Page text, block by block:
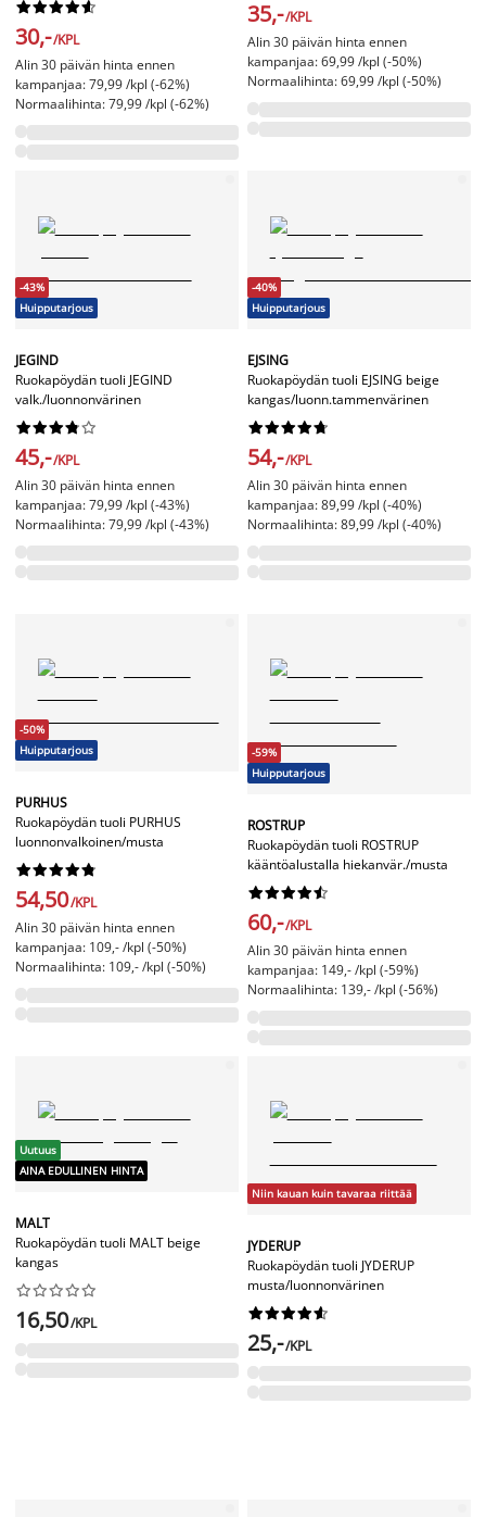






30,-/KPL
Alin 30 päivän hinta ennen
kampanjaa: 79,99 /kpl (-62%)
Normaalihinta: 79,99 /kpl (-62%)
35,-/KPL
Alin 30 päivän hinta ennen
kampanjaa: 69,99 /kpl (-50%)
Normaalihinta: 69,99 /kpl (-50%)
-43%
Huipputarjous
JEGIND
Ruokapöydän tuoli JEGIND
valk./luonnonvärinen






45,-/KPL
Alin 30 päivän hinta ennen
kampanjaa: 79,99 /kpl (-43%)
Normaalihinta: 79,99 /kpl (-43%)
-40%
Huipputarjous
EJSING
Ruokapöydän tuoli EJSING beige
kangas/luonn.tammenvärinen






54,-/KPL
Alin 30 päivän hinta ennen
kampanjaa: 89,99 /kpl (-40%)
Normaalihinta: 89,99 /kpl (-40%)
-50%
Huipputarjous
PURHUS
Ruokapöydän tuoli PURHUS
luonnonvalkoinen/musta






54,50/KPL
Alin 30 päivän hinta ennen
kampanjaa: 109,- /kpl (-50%)
Normaalihinta: 109,- /kpl (-50%)
-59%
Huipputarjous
ROSTRUP
Ruokapöydän tuoli ROSTRUP
kääntöalustalla hiekanvär./musta






60,-/KPL
Alin 30 päivän hinta ennen
kampanjaa: 149,- /kpl (-59%)
Normaalihinta: 139,- /kpl (-56%)
Uutuus
AINA EDULLINEN HINTA
MALT
Ruokapöydän tuoli MALT beige
kangas






16,50/KPL
Niin kauan kuin tavaraa riittää
JYDERUP
Ruokapöydän tuoli JYDERUP
musta/luonnonvärinen






25,-/KPL